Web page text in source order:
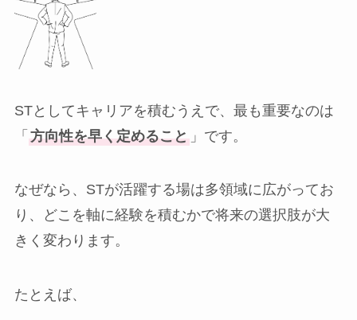
STとしてキャリアを積むうえで、最も重要なのは
「 方向性を早く定めること」です。
なぜなら、STが活躍する場は多領域に広がってお
り、どこを軸に経験を積むかで将来の選択肢が大
きく変わります。
たとえば、